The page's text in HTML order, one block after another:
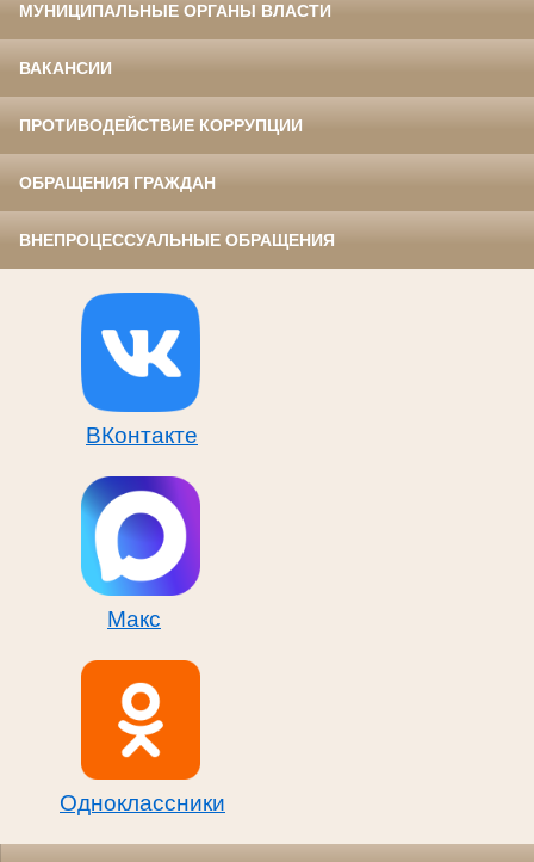
МУНИЦИПАЛЬНЫЕ ОРГАНЫ ВЛАСТИ
ВАКАНСИИ
ПРОТИВОДЕЙСТВИЕ КОРРУПЦИИ
ОБРАЩЕНИЯ ГРАЖДАН
ВНЕПРОЦЕССУАЛЬНЫЕ ОБРАЩЕНИЯ
ВКонтакте
Макс
Одноклассники